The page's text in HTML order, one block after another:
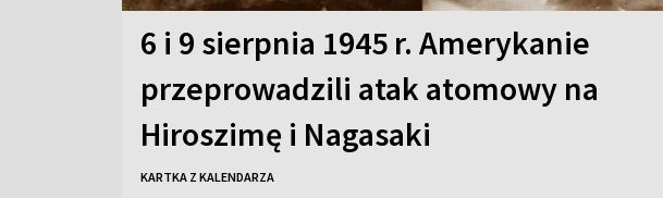
6 i 9 sierpnia 1945 r. Amerykanie
przeprowadzili atak atomowy na
Hiroszimę i Nagasaki
KARTKA Z KALENDARZA